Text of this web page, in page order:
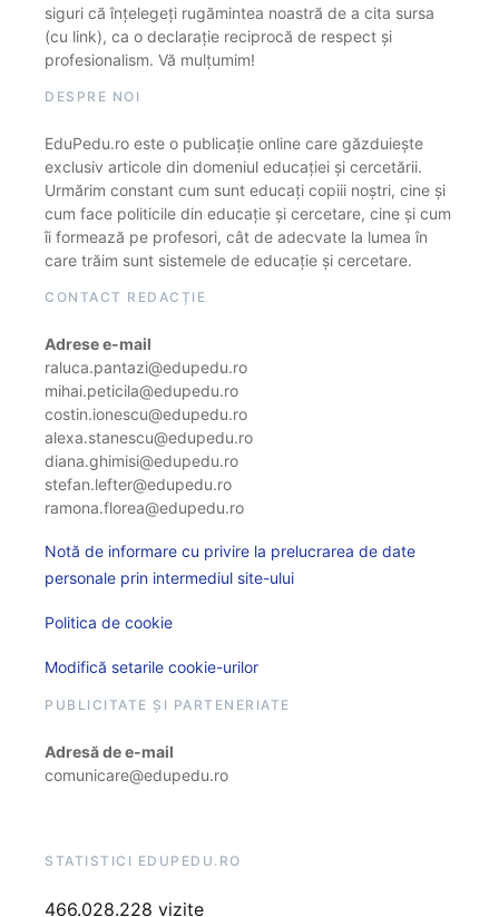
siguri că înțelegeți rugămintea noastră de a cita sursa
(cu link), ca o declarație reciprocă de respect și
profesionalism. Vă mulțumim!
DESPRE NOI
EduPedu.ro este o publicație online care găzduiește
exclusiv articole din domeniul educației și cercetării.
Urmărim constant cum sunt educați copiii noștri, cine și
cum face politicile din educație și cercetare, cine și cum
îi formează pe profesori, cât de adecvate la lumea în
care trăim sunt sistemele de educație și cercetare.
CONTACT REDACȚIE
Adrese e-mail
raluca.pantazi@edupedu.ro
mihai.peticila@edupedu.ro
costin.ionescu@edupedu.ro
alexa.stanescu@edupedu.ro
diana.ghimisi@edupedu.ro
stefan.lefter@edupedu.ro
ramona.florea@edupedu.ro
Notă de informare cu privire la prelucrarea de date
personale prin intermediul site-ului
Politica de cookie
Modifică setarile cookie-urilor
PUBLICITATE ȘI PARTENERIATE
Adresă de e-mail
comunicare@edupedu.ro
STATISTICI EDUPEDU.RO
466.028.228 vizite